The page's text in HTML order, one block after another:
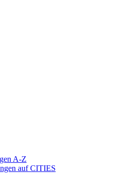
A-Z
auf CITIES